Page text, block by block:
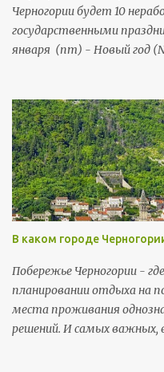
Черногории будет 10
государственными
января (пт) - Новый год
и 14 июля (вт) - День
13 ноября (пт) и 14
dan), праздник
В каком городе
Побережье Черногории -
планировании отдыха на
места проживания
решений. И самых важных,